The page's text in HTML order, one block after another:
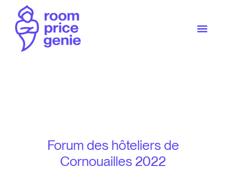
Forum des hôteliers de
Cornouailles 2022